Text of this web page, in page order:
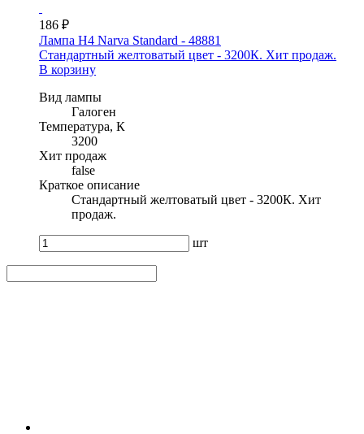
186 ₽
Лампа H4 Narva Standard - 48881
Стандартный желтоватый цвет - 3200К. Хит продаж.
В корзину
Вид лампы
Галоген
Температура, К
3200
Хит продаж
false
Краткое описание
Стандартный желтоватый цвет - 3200К. Хит
продаж.
шт